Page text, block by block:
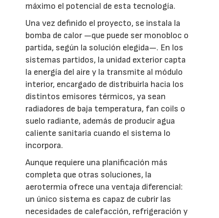
máximo el potencial de esta tecnología.
Una vez definido el proyecto, se instala la
bomba de calor —que puede ser monobloc o
partida, según la solución elegida—. En los
sistemas partidos, la unidad exterior capta
la energía del aire y la transmite al módulo
interior, encargado de distribuirla hacia los
distintos emisores térmicos, ya sean
radiadores de baja temperatura, fan coils o
suelo radiante, además de producir agua
caliente sanitaria cuando el sistema lo
incorpora.
Aunque requiere una planificación más
completa que otras soluciones, la
aerotermia ofrece una ventaja diferencial:
un único sistema es capaz de cubrir las
necesidades de calefacción, refrigeración y